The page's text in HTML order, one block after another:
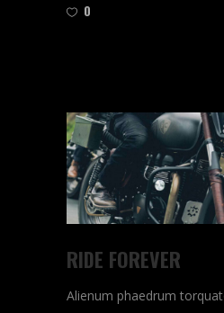
0
RIDE FOREVER
Alienum phaedrum